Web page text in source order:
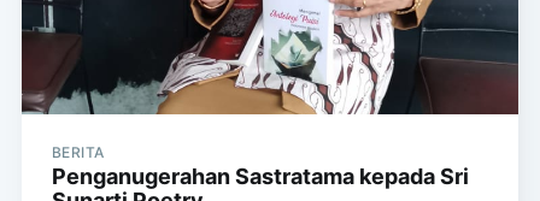
BERITA
Penganugerahan Sastratama kepada Sri